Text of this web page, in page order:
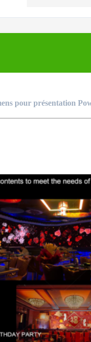
pour présentation